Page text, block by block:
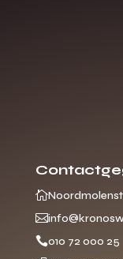


010 72 000 25